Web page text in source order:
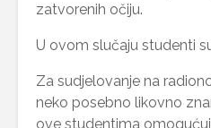
zatvorenih očiju.
U ovom slučaju studenti
Za sudjelovanje na
neko posebno likovno
ove studentima